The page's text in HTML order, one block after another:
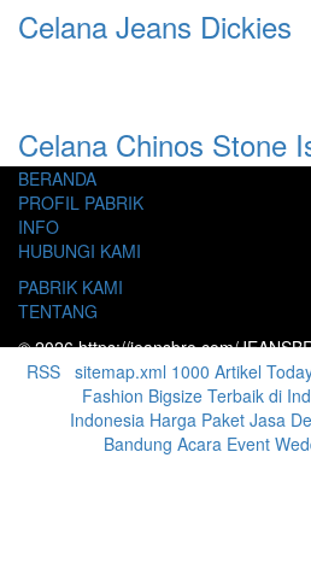
Celana Jeans Dickies
Celana Chinos Stone
BERANDA
PROFIL PABRIK
INFO
HUBUNGI KAMI
PABRIK KAMI
TENTANG
© 2026 https://jeansbro.com/
RSS sitemap.xml 1000 Artikel
Fashion Bigsize Terbaik di
Indonesia Harga Paket Jasa
Bandung Acara Event